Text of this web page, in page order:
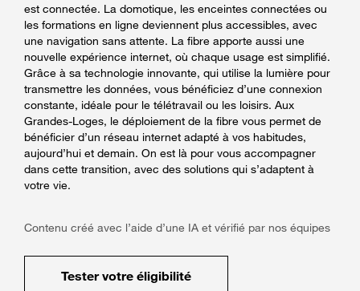
est connectée. La domotique, les enceintes connectées ou
les formations en ligne deviennent plus accessibles, avec
une navigation sans attente. La fibre apporte aussi une
nouvelle expérience internet, où chaque usage est simplifié.
Grâce à sa technologie innovante, qui utilise la lumière pour
transmettre les données, vous bénéficiez d’une connexion
constante, idéale pour le télétravail ou les loisirs. Aux
Grandes-Loges, le déploiement de la fibre vous permet de
bénéficier d’un réseau internet adapté à vos habitudes,
aujourd’hui et demain. On est là pour vous accompagner
dans cette transition, avec des solutions qui s’adaptent à
votre vie.
Contenu créé avec l’aide d’une IA et vérifié par nos équipes
Tester votre éligibilité